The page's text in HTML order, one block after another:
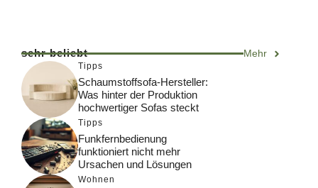
sehr beliebt Mehr
Tipps
Schaumstoffsofa-Hersteller:
Was hinter der Produktion
hochwertiger Sofas steckt
Tipps
Funkfernbedienung
funktioniert nicht mehr
Ursachen und Lösungen
Wohnen